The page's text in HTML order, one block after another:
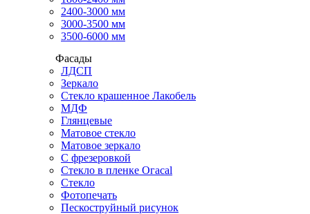
2400-3000 мм
3000-3500 мм
3500-6000 мм
Фасады
ЛДСП
Зеркало
Стекло крашенное Лакобель
МДФ
Глянцевые
Матовое стекло
Матовое зеркало
С фрезеровкой
Стекло в пленке Огасаl
Стекло
Фотопечать
Пескоструйный рисунок